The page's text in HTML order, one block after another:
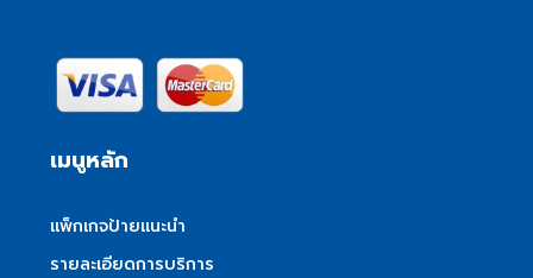
เมนูหลัก
แพ็กเกจป้ายแนะนำ
รายละเอียดการบริการ